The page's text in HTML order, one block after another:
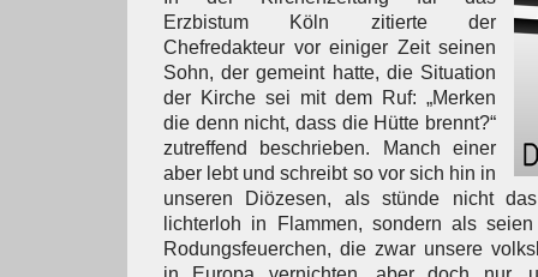
Erzbistum Köln zitierte der
Chefredakteur vor einiger Zeit seinen
Sohn, der gemeint hatte, die Situation
der Kirche sei mit dem Ruf: „Merken
die denn nicht, dass die Hütte brennt?“
zutreffend beschrieben. Manch einer
aber lebt und schreibt so vor sich hin in
unseren Diözesen, als stünde nicht
lichterloh in Flammen, sondern als
Rodungsfeuerchen, die zwar unsere